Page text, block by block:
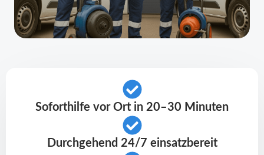
Soforthilfe vor Ort in 20–30 Minuten
Durchgehend 24/7 einsatzbereit